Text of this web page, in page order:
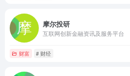
摩尔投研
互联网创新金融资讯及服务平台
财富 # 财经